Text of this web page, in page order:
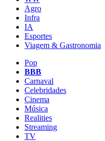
Agro
Infra
IA
Esportes
Viagem & Gastronomia
Pop
BBB
Carnaval
Celebridades
Cinema
Música
Realities
Streaming
TV